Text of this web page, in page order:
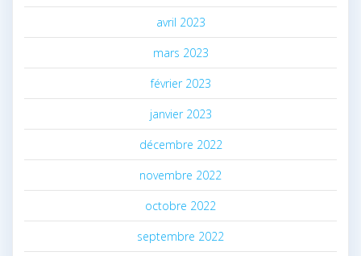
avril 2023
mars 2023
février 2023
janvier 2023
décembre 2022
novembre 2022
octobre 2022
septembre 2022